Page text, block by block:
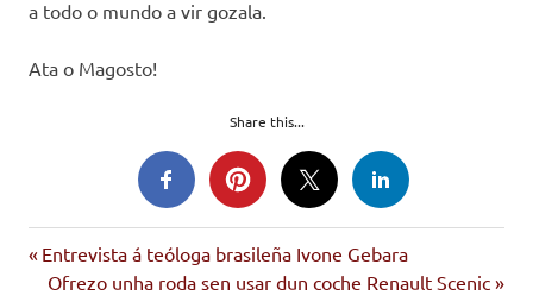
a todo o mundo a vir gozala.
Ata o Magosto!
Share this...
Navegación
Entrada
anterior:
Entrevista á teóloga brasileña Ivone Gebara
Siguiente
Ofrezo unha roda sen usar dun coche Renault Scenic